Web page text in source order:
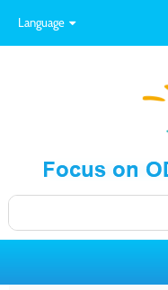
Language